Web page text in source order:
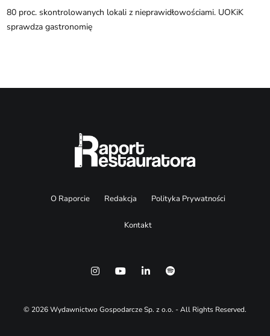
80 proc. skontrolowanych lokali z nieprawidłowościami. UOKiK
sprawdza gastronomię
O Raporcie Redakcja Polityka Prywatności
Kontakt
© 2026 Wydawnictwo Gospodarcze Sp. z o.o. - All Rights Reserved.